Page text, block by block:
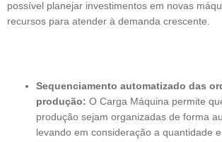
possível planejar investimentos em novas
recursos para atender à demanda crescente.
Sequenciamento automatizado das
produção: O Carga Máquina permite
produção sejam organizadas de forma
levando em consideração a quantidade